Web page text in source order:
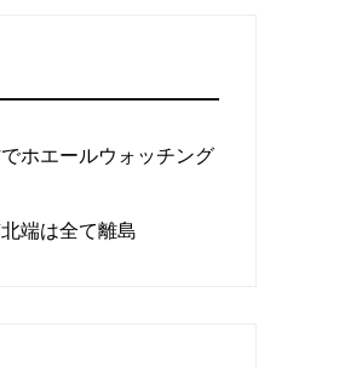
ホエールウォッチング
端は全て離島